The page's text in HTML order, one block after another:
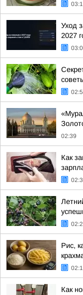
Уход
2027
02:39
Как
Рис,
Как